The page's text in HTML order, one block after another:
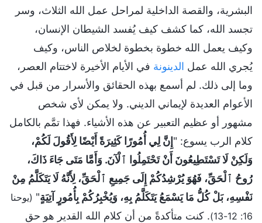
البشرية، والقصة الداخلية لمراحل عمل الله الثلاث، وسر
تجسد الله، كما كشف كيف يُفسد الشيطان الإنسان،
وكيف يعمل الله خطوة بخطوة لخلاص الناس، وكيف
يُجري الله عمل الدينونة في الأيام الأخيرة لاختتام العصر،
وما إلى ذلك. لم أسمع بهذه الحقائق والأسرار من قبل في
الأعوام العديدة لإيماني الديني. ولا يمكن لأي شخص
مشهور أو عظيم التعبير عن هذه الأشياء. فهذا تمَّم بالكامل
كلام الرب يسوع: "إِنَّ لِي أُمُورًا كَثِيرَةً أَيْضًا لِأَقُولَ لَكُمْ،
وَلَكِنْ لَا تَسْتَطِيعُونَ أَنْ تَحْتَمِلُوا ٱلْآنَ. وَأَمَّا مَتَى جَاءَ ذَاكَ،
رُوحُ ٱلْحَقِّ، فَهُوَ يُرْشِدُكُمْ إِلَى جَمِيعِ ٱلْحَقِّ، لِأَنَّهُ لَا يَتَكَلَّمُ مِنْ
نَفْسِهِ، بَلْ كُلُّ مَا يَسْمَعُ يَتَكَلَّمُ بِهِ، وَيُخْبِرُكُمْ بِأُمُورٍ آتِيَةٍ" (يوحنا
16: 12-13)
. كنت متأكدةً من أن كلام الله القدير هو حق